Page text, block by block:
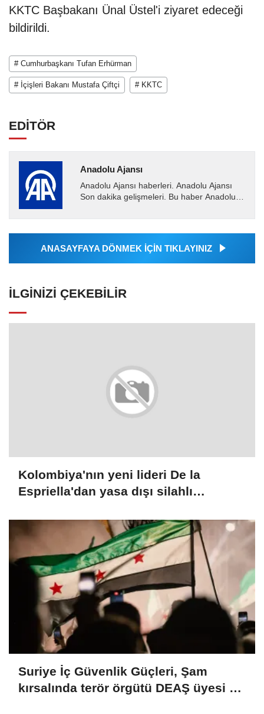
KKTC Başbakanı Ünal Üstel'i ziyaret edeceği
bildirildi.
# Cumhurbaşkanı Tufan Erhürman
# İçişleri Bakanı Mustafa Çiftçi # KKTC
EDİTÖR
Anadolu Ajansı
Anadolu Ajansı haberleri. Anadolu Ajansı
Son dakika gelişmeleri. Bu haber Anadolu
Ajansı tarafından...
ANASAYFAYA DÖNMEK İÇİN TIKLAYINIZ
İLGINIZI ÇEKEBILIR
Kolombiya'nın yeni lideri De la
Espriella'dan yasa dışı silahlı
Suriye İç Güvenlik Güçleri, Şam
kırsalında terör örgütü DEAŞ üyesi 2